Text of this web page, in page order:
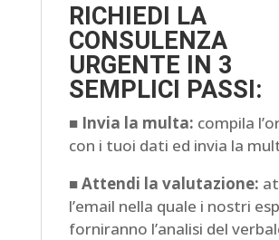
RICHIEDI LA
CONSULENZA
URGENTE IN 3
SEMPLICI PASSI:
■ Invia la multa: compila
con i tuoi dati ed invia la
■Attendi la valutazione:
l’email nella quale i nostri
forniranno l’analisi del